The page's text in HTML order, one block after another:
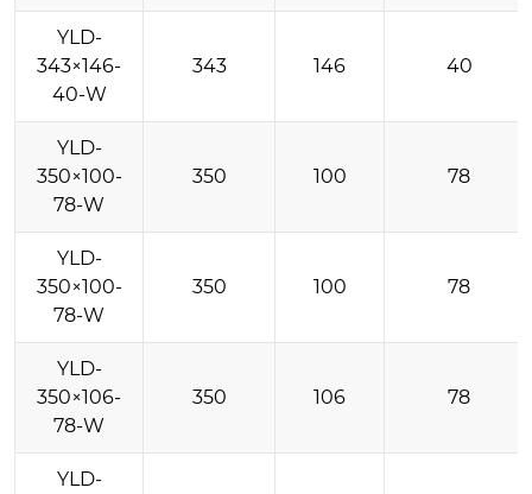
YLD-
343×146-
40-W
343 146 40
YLD-
350×100-
78-W
350 100 78
YLD-
350×100-
78-W
350 100 78
YLD-
350×106-
78-W
350 106 78
YLD-